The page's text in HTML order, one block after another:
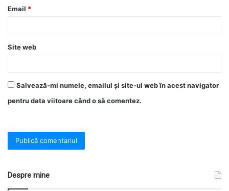
Email *
Site web
Salvează-mi numele, emailul și site-ul web în acest navigator
pentru data viitoare când o să comentez.
Despre mine